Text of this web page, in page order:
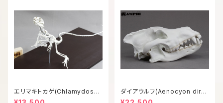
エリマキトカゲ(Chlamydosau
rus kingii) 等倍全身骨格模型
ダイアウルフ(Aenocyon diru
s) 復元等倍頭骨模型